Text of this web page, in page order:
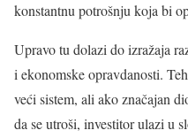
konstantnu potrošnju koja bi
Upravo tu dolazi do izražaja
i ekonomske opravdanosti.
veći sistem, ali ako značajan
da se utroši, investitor ulazi u